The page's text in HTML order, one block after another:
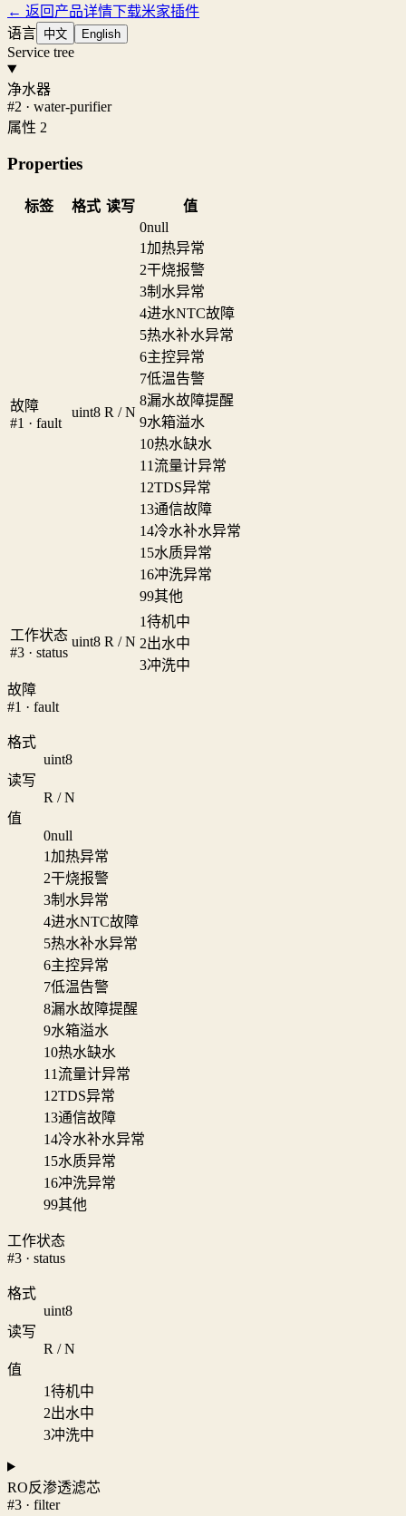
← 返回产品详情下载米家插件
语言 中文 English
Service tree
净水器
#2 · water-purifier
属性 2
Properties
标签 格式 读写 值
故障
#1 · fault
uint8 R / N
0null
1加热异常
2干烧报警
3制水异常
4进水NTC故障
5热水补水异常
6主控异常
7低温告警
8漏水故障提醒
9水箱溢水
10热水缺水
11流量计异常
12TDS异常
13通信故障
14冷水补水异常
15水质异常
16冲洗异常
99其他
工作状态
#3 · status
uint8 R / N
1待机中
2出水中
3冲洗中
故障
#1 · fault
格式
uint8
读写
R / N
值
0null
1加热异常
2干烧报警
3制水异常
4进水NTC故障
5热水补水异常
6主控异常
7低温告警
8漏水故障提醒
9水箱溢水
10热水缺水
11流量计异常
12TDS异常
13通信故障
14冷水补水异常
15水质异常
16冲洗异常
99其他
工作状态
#3 · status
格式
uint8
读写
R / N
值
1待机中
2出水中
3冲洗中
RO反渗透滤芯
#3 · filter